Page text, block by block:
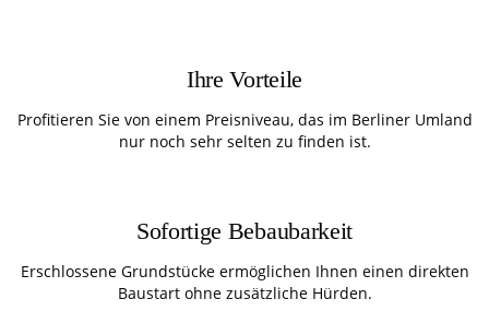
Ihre Vorteile
Profitieren Sie von einem Preisniveau, das im Berliner Umland
nur noch sehr selten zu finden ist.
Sofortige Bebaubarkeit
Erschlossene Grundstücke ermöglichen Ihnen einen direkten
Baustart ohne zusätzliche Hürden.